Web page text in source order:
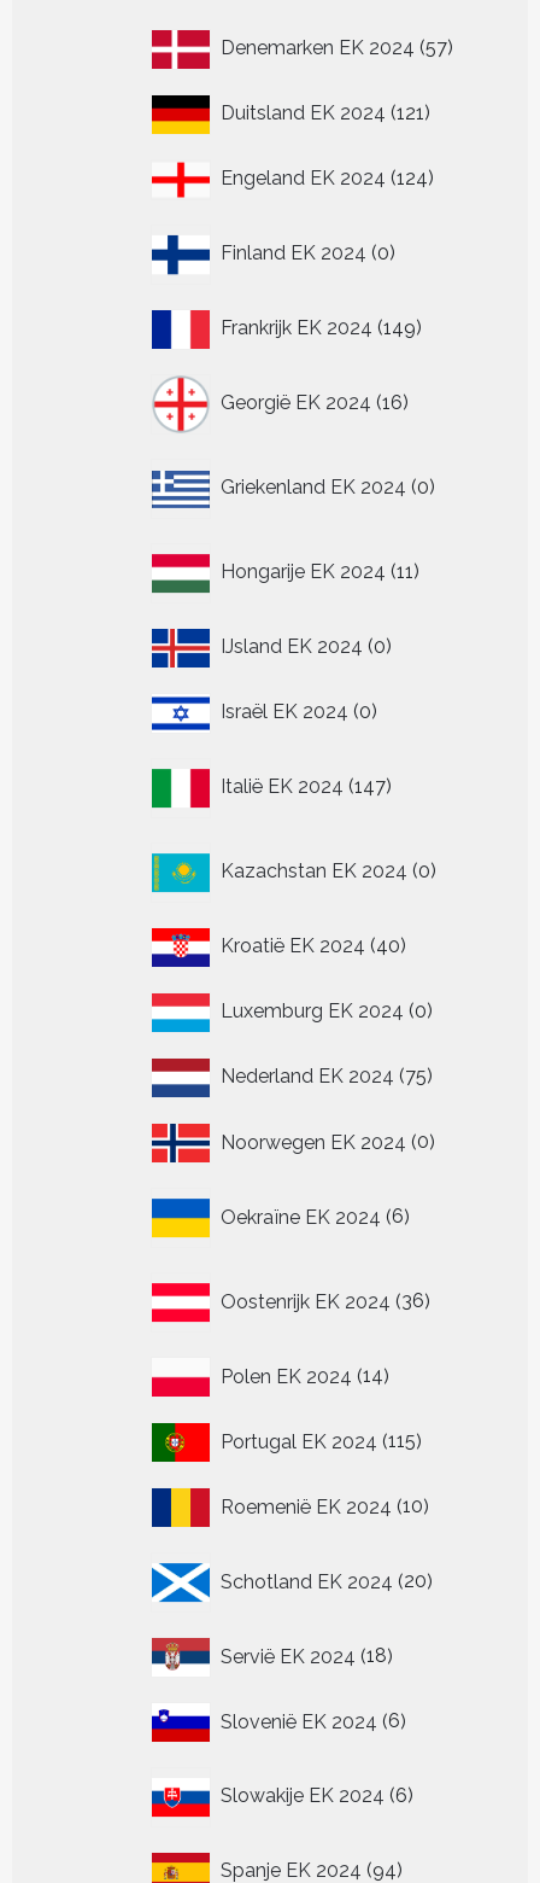
Denemarken EK 2024 5757
Duitsland EK 2024 121121
Engeland EK 2024 124124
Finland EK 2024 0
producten
Frankrijk EK 2024 149149
Georgië EK 2024 16
producten
Griekenland EK 2024 0
producten
Hongarije EK 2024 11
producten
IJsland EK 2024 00
Israël EK 2024 00
Italië EK 2024 147
producten
Kazachstan EK 2024 0
producten
Kroatië EK 2024 4040
Luxemburg EK 2024 00
Nederland EK 2024 7575
Noorwegen EK 2024 00
Oekraïne EK 2024 6
producten
Oostenrijk EK 2024 36
producten
Polen EK 2024 1414
Portugal EK 2024 115115
Roemenië EK 2024 1010
Schotland EK 2024 20
producten
Servië EK 2024 1818
Slovenië EK 2024 66
Slowakije EK 2024 6
producten
Spanje EK 2024 9494